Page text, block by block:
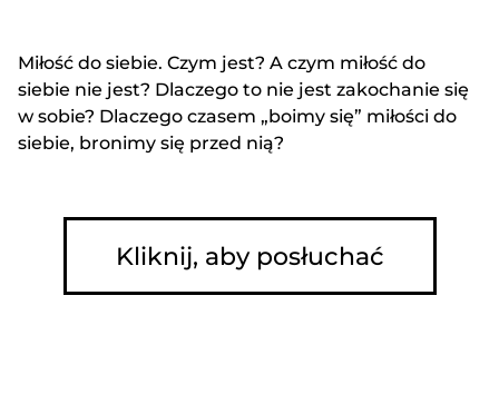
Miłość do siebie. Czym jest? A czym miłość do
siebie nie jest? Dlaczego to nie jest zakochanie się
w sobie? Dlaczego czasem „boimy się” miłości do
siebie, bronimy się przed nią?
Kliknij, aby posłuchać